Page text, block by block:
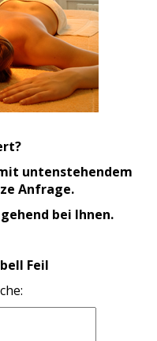
untenstehendem
Anfrage.
bei Ihnen.
Feil